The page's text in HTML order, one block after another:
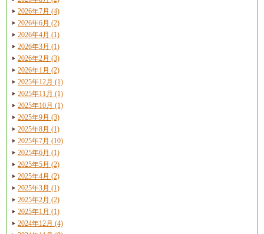
2026年7月 (4)
2026年6月 (2)
2026年4月 (1)
2026年3月 (1)
2026年2月 (3)
2026年1月 (2)
2025年12月 (1)
2025年11月 (1)
2025年10月 (1)
2025年9月 (3)
2025年8月 (1)
2025年7月 (10)
2025年6月 (1)
2025年5月 (2)
2025年4月 (2)
2025年3月 (1)
2025年2月 (2)
2025年1月 (1)
2024年12月 (4)